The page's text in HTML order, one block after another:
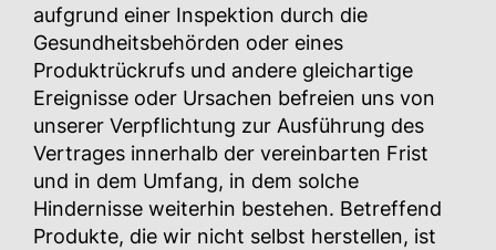
aufgrund einer Inspektion durch die
Gesundheitsbehörden oder eines
Produktrückrufs und andere gleichartige
Ereignisse oder Ursachen befreien uns von
unserer Verpflichtung zur Ausführung des
Vertrages innerhalb der vereinbarten Frist
und in dem Umfang, in dem solche
Hindernisse weiterhin bestehen. Betreffend
Produkte, die wir nicht selbst herstellen, ist